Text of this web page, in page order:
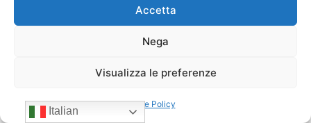
Accetta
Nega
Visualizza le preferenze
Cookie Policy
Italian